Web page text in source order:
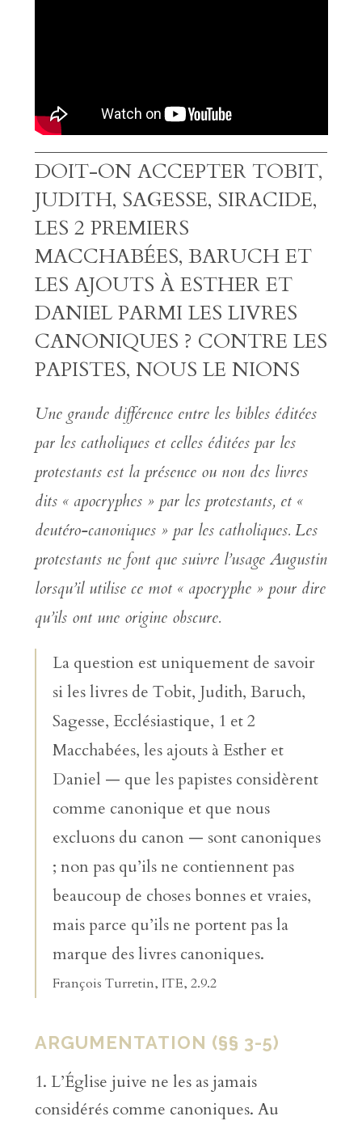
DOIT-ON ACCEPTER TOBIT,
JUDITH, SAGESSE, SIRACIDE,
LES 2 PREMIERS
MACCHABÉES, BARUCH ET
LES AJOUTS À ESTHER ET
DANIEL PARMI LES LIVRES
CANONIQUES ? CONTRE LES
PAPISTES, NOUS LE NIONS
Une grande différence entre les bibles éditées
par les catholiques et celles éditées par les
protestants est la présence ou non des livres
dits « apocryphes » par les protestants, et «
deutéro-canoniques » par les catholiques. Les
protestants ne font que suivre l’usage Augustin
lorsqu’il utilise ce mot « apocryphe » pour dire
qu’ils ont une origine obscure.
La question est uniquement de savoir
si les livres de Tobit, Judith, Baruch,
Sagesse, Ecclésiastique, 1 et 2
Macchabées, les ajouts à Esther et
Daniel — que les papistes considèrent
comme canonique et que nous
excluons du canon — sont canoniques
; non pas qu’ils ne contiennent pas
beaucoup de choses bonnes et vraies,
mais parce qu’ils ne portent pas la
marque des livres canoniques.
François Turretin, ITE, 2.9.2
ARGUMENTATION (§§ 3-5)
L’Église juive ne les as jamais
considérés comme canoniques. Au